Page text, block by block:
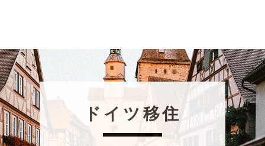
ドイツ移住